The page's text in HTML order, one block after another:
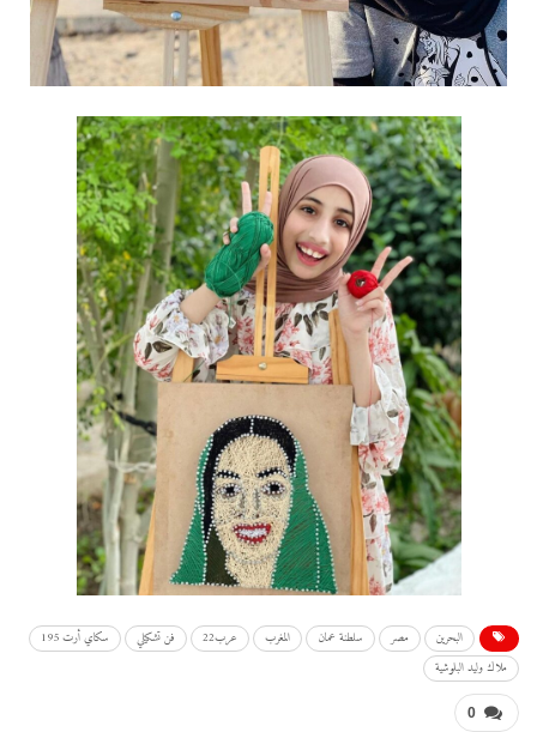
البحرين مصر سلطنة عمان المغرب عرب22 فن تشكيلي
سكاي أرت 195
ملاك وليد البلوشية
0